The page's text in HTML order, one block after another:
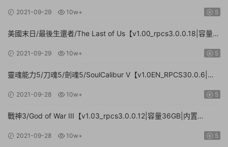
2021-09-29 10w+ 5
美國末日/最後生還者/The Last of Us【v1.00_rpcs3.0.0.18|容量
文】
2021-09-29 10w+ 5
靈魂能力5/刀魂5/劍魂5/SoulCalibur V【v1.0EN_RPCS30.0.6|容
2021-09-28 10w+ 5
戰神3/God of War III【v1.03_rpcs3.0.0.12|容量36GB|内置
2021-09-28 10w+ 5